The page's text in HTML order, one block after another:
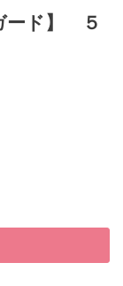
ード】 ５